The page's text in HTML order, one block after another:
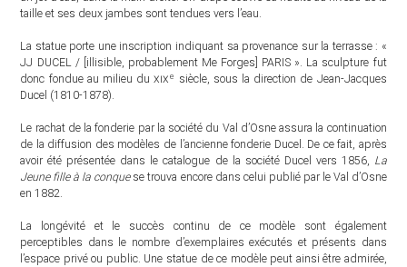
taille et ses deux jambes sont tendues vers l’eau.
La statue porte une inscription indiquant sa provenance sur la terrasse : «
JJ DUCEL / [illisible, probablement Me Forges] PARIS ». La sculpture fut
donc fondue au milieu duxixe siècle, sous la direction de Jean-Jacques
Ducel (1810-1878).
Le rachat de la fonderie par la société du Val d’Osne assura la continuation
de la diffusion des modèles de l’ancienne fonderie Ducel. De ce fait, après
avoir été présentée dans le catalogue de la société Ducel vers 1856, La
Jeune fille à la conquese trouva encore dans celui publié par le Val d’Osne
en 1882.
La longévité et le succès continu de ce modèle sont également
perceptibles dans le nombre d’exemplaires exécutés et présents dans
l’espace privé ou public. Une statue de ce modèle peut ainsi être admirée,